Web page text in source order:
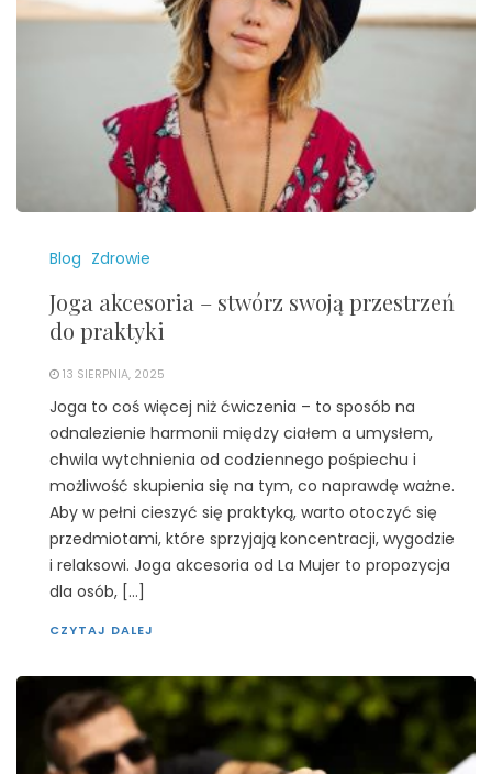
Blog Zdrowie
Joga akcesoria – stwórz swoją przestrzeń
do praktyki
13 SIERPNIA, 2025
Joga to coś więcej niż ćwiczenia – to sposób na
odnalezienie harmonii między ciałem a umysłem,
chwila wytchnienia od codziennego pośpiechu i
możliwość skupienia się na tym, co naprawdę ważne.
Aby w pełni cieszyć się praktyką, warto otoczyć się
przedmiotami, które sprzyjają koncentracji, wygodzie
i relaksowi. Joga akcesoria od La Mujer to propozycja
dla osób, […]
CZYTAJ DALEJ